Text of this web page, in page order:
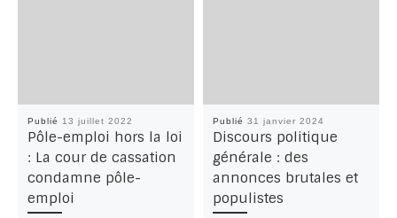
Publié 13 juillet 2022
Pôle-emploi hors la loi
: La cour de cassation
condamne pôle-
emploi
Publié31 janvier 2024
Discours politique
générale : des
annonces brutales et
populistes